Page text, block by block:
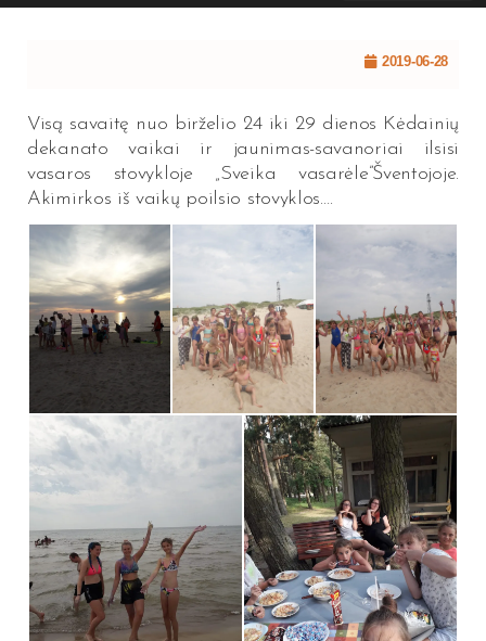
2019-06-28
Visą savaitę nuo birželio 24 iki 29 dienos Kėdainių
dekanato vaikai ir jaunimas-savanoriai ilsisi
vasaros stovykloje „Sveika vasarėle”Šventojoje.
Akimirkos iš vaikų poilsio stovyklos….